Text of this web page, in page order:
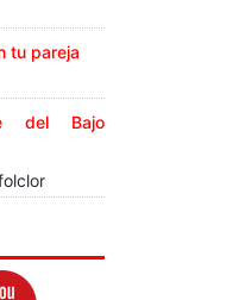
tu pareja
del Bajo